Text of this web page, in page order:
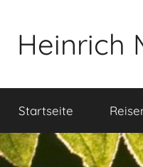
springen
Heinrich
zu
Glauben,
Fotografie,
Startseite